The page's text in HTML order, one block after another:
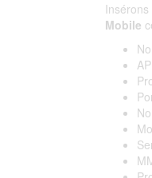
Mobile